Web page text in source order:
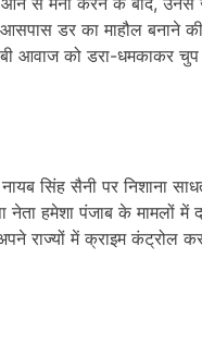
डर का माहौल बनाने
आवाज को डरा-धमकाकर
सिंह सैनी पर निशाना
नेता हमेशा पंजाब के मामलों
राज्यों में क्राइम कंट्रोल